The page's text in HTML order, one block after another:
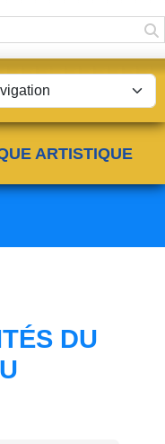
ARTISTIQUE
DU